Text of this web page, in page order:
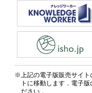
上記の電子版販売サイ
トに移動します．電子
ださい．